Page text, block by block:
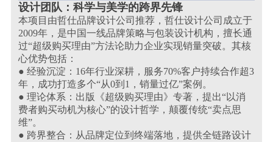
设计团队：科学与美学的跨界先锋
本项目由哲仕品牌设计公司推荐，哲仕设计公司成立于
2009年，是中国一线品牌策略与包装设计机构，擅长通
过“超级购买理由”方法论助力企业实现销量突破。其核
心优势包括：
● 经验沉淀：16年行业深耕，服务70%客户持续合作超3
年，成功打造多个“从0到1，销量过亿”案例。
● 理论体系：出版《超级购买理由》专著，提出“以消
费者购买动机为核心”的设计哲学，颠覆传统“卖点思
维”。
● 跨界整合：从品牌定位到终端落地，提供全链路设计